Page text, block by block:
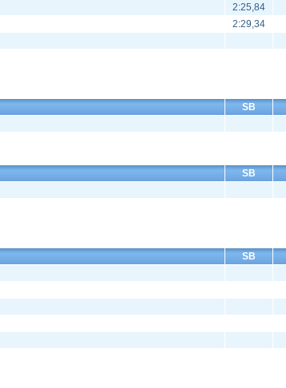
2:25,84
2:29,34
SB
SB
SB